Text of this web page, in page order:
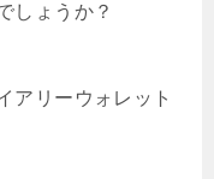
しょうか？
リーウォレット